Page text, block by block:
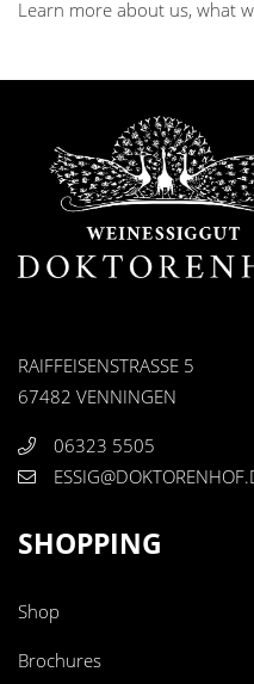
Learn more about us, what
RAIFFEISENSTRASSE 5
67482 VENNINGEN
06323 5505
SHOPPING
Shop
Brochures